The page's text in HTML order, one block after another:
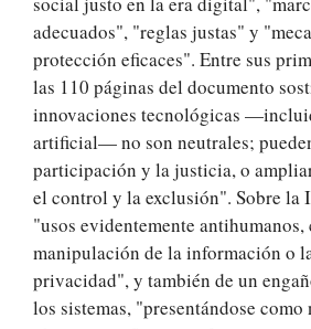
adecuados", "reglas justas" y
protección eficaces". Entre sus
las 110 páginas del documento
innovaciones tecnológicas
artificial— no son neutrales;
participación y la justicia, o
el control y la exclusión". Sobre la
"usos evidentemente antihumanos,
manipulación de la información o
privacidad", y también de un
los sistemas, "presentándose como